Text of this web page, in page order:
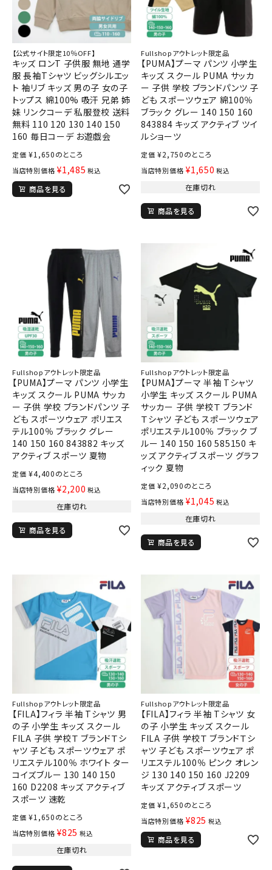
【公式サイト限定10％OFF】
キッズ ロンT 子供服 無地 通学
服 長袖Tシャツ ビッグシルエッ
ト 袖リブ キッズ 男の子 女の子
トップス 綿100% 吸汗 兄弟 姉
妹 リンクコーデ 私服登校 送料
無料 110 120 130 140 150
160 毎日コーデ お遊戯会
定価 ¥1,650のところ
当店特別価格 ¥1,485 税込
商品を見る
Fullshopアウトレット限定品
【PUMA】プーマ パンツ 小学生
キッズ スクール PUMA サッカ
ー 子供 学校 ブランドパンツ 子
ども スポーツウェア 綿100％
ブラック グレー 140 150 160
843884 キッズ アクティブ ツイ
ルショーツ
定価 ¥2,750のところ
当店特別価格 ¥1,650 税込
在庫切れ
商品を見る
Fullshopアウトレット限定品
【PUMA】プーマ パンツ 小学生
キッズ スクール PUMA サッカ
ー 子供 学校 ブランドパンツ 子
ども スポーツウェア ポリエス
テル100％ ブラック グレー
140 150 160 843882 キッズ
アクティブ スポーツ 夏物
定価 ¥4,400のところ
当店特別価格 ¥2,200 税込
在庫切れ
商品を見る
Fullshopアウトレット限定品
【PUMA】プーマ 半袖 Tシャツ
小学生 キッズ スクール PUMA
サッカー 子供 学校Ｔ ブランド
Ｔシャツ 子ども スポーツウェア
ポリエステル100％ ブラック ブ
ルー 140 150 160 585150 キ
ッズ アクティブ スポーツ グラフ
ィック 夏物
定価 ¥2,090のところ
当店特別価格 ¥1,045 税込
在庫切れ
商品を見る
Fullshopアウトレット限定品
【FILA】フィラ 半袖 Tシャツ 男
の子 小学生 キッズ スクール
FILA 子供 学校Ｔ ブランドＴシ
ャツ 子ども スポーツウェア ポ
リエステル100％ ホワイト ター
コイズブルー 130 140 150
160 D2208 キッズ アクティブ
スポーツ 速乾
定価 ¥1,650のところ
当店特別価格 ¥825 税込
在庫切れ
Fullshopアウトレット限定品
【FILA】フィラ 半袖 Tシャツ 女
の子 小学生 キッズ スクール
FILA 子供 学校Ｔ ブランドＴシ
ャツ 子ども スポーツウェア ポ
リエステル100％ ピンク オレン
ジ 130 140 150 160 J2209
キッズ アクティブ スポーツ
定価 ¥1,650のところ
当店特別価格 ¥825 税込
商品を見る